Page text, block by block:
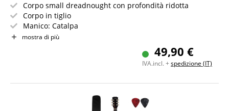
Corpo small dreadnought con profondità ridotta
Corpo in tiglio
Manico: Catalpa
Colore & Finitura: Redburst, Gloss
Set incl. custodia, corde di ricambio, tracolla e plettro
mostra di più
49,90 €
IVA.incl. +spedizione (IT)